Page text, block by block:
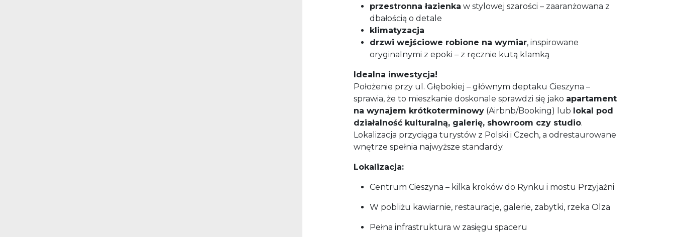
przestronna łazienka w stylowej szarości – zaaranżowana z
dbałością o detale
klimatyzacja
drzwi wejściowe robione na wymiar, inspirowane
oryginalnymi z epoki – z ręcznie kutą klamką
Idealna inwestycja!
Położenie przy ul. Głębokiej – głównym deptaku Cieszyna –
sprawia, że to mieszkanie doskonale sprawdzi się jako apartament
na wynajem krótkoterminowy (Airbnb/Booking) lub lokal pod
działalność kulturalną, galerię, showroom czy studio.
Lokalizacja przyciąga turystów z Polski i Czech, a odrestaurowane
wnętrze spełnia najwyższe standardy.
Lokalizacja:
Centrum Cieszyna – kilka kroków do Rynku i mostu Przyjaźni
W pobliżu kawiarnie, restauracje, galerie, zabytki, rzeka Olza
Pełna infrastruktura w zasięgu spaceru